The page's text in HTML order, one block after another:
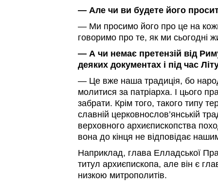
— Але чи ви будете його
— Ми просимо його про це на
говоримо про те, як ми сьогодні
— А чи немає претензій від
деяких документах і під час
— Це вже наша традиція, бо
молитися за патріарха. І цього
забрати. Крім того, такого типу
славній церковнослов’янській
верховного архиєпископства
вона до кінця не відповідає
Наприклад, глава Елладської
титул архиєпископа, але він є
низкою митрополитів.